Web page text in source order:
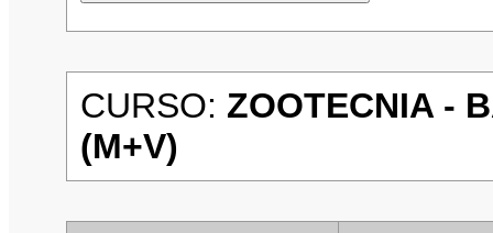
CURSO: ZOOTECNIA -
(M+V)